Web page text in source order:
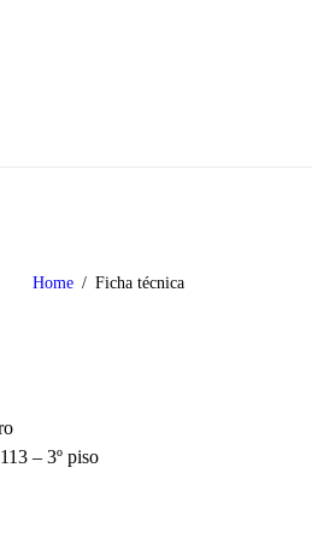
Home Ficha técnica
– 3º piso